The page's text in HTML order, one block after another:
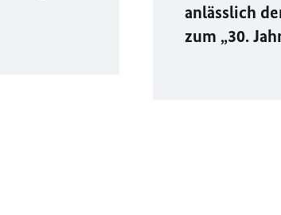
anlässlich
zum „30.